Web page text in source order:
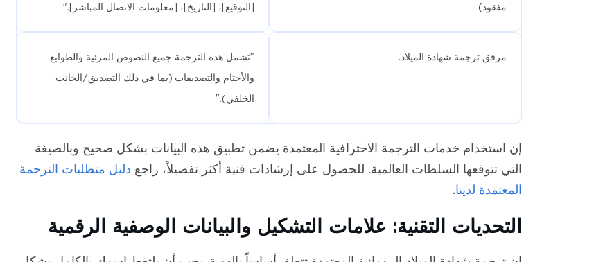
مفقود)
[التوقيع]، [التاريخ]، [معلومات الاتصال المباشر]."
مرفق ترجمة شهادة الميلاد.
"تشمل هذه الترجمة جميع النصوص المرئية والطوابع
والأختام والتصديقات (بما في ذلك التصديق/الجانب
الخلفي)."
إن استخدام خدمات الترجمة الاحترافية المعتمدة يضمن تطبيق هذه البيانات بشكل صحيح وبالصيغة
التي تتوقعها السلطات العالمية. للحصول على إرشادات فنية أكثر تفصيلاً، راجع دليل متطلبات الترجمة
المعتمدة لدينا.
التحديات التقنية: علامات التشكيل والبيانات الوصفية الرقمية